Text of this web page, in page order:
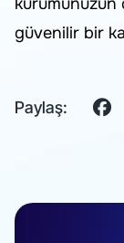
güvenilir bir
Paylaş: